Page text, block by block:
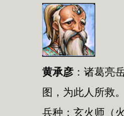
黄承彦 ： 诸葛亮
图，为此人所救
兵种： 玄火师 （